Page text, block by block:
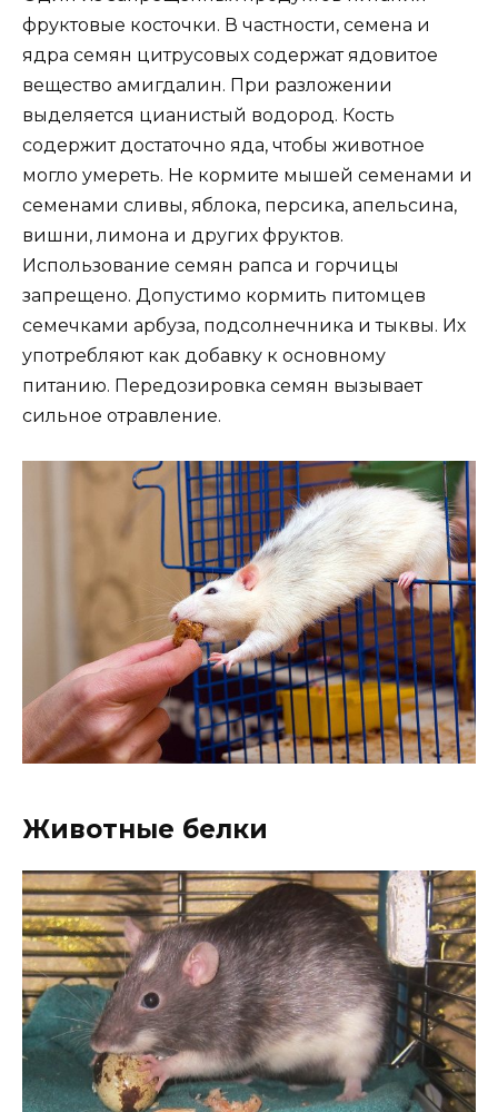
фруктовые косточки. В частности, семена и
ядра семян цитрусовых содержат ядовитое
вещество амигдалин. При разложении
выделяется цианистый водород. Кость
содержит достаточно яда, чтобы животное
могло умереть. Не кормите мышей семенами и
семенами сливы, яблока, персика, апельсина,
вишни, лимона и других фруктов.
Использование семян рапса и горчицы
запрещено. Допустимо кормить питомцев
семечками арбуза, подсолнечника и тыквы. Их
употребляют как добавку к основному
питанию. Передозировка семян вызывает
сильное отравление.
Животные белки